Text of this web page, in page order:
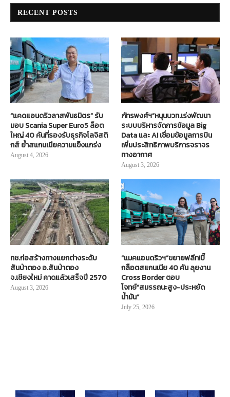
RECENT POSTS
“แคดแอนดริวลาสพันธมิตร” รับ
มอบ Scania Super Euro5 ล็อต
ใหญ่ 40 คันที่รองรับธุรกิจโลจิสติ
กส์ ย้ำสแกนเนียความแข็งแกร่ง
August 4, 2026
ภัทรพงศ์ฯ”หนุนบวท.เร่งพัฒนา
ระบบบริหารจัดการข้อมูล Big
Data และ AI เชื่อมข้อมูลการบิน
เพิ่มประสิทธิภาพบริการจราจร
ทางอากาศ
August 3, 2026
ทช.ก่อสร้างทางแยกต่างระดับ
สันป่าตอง อ.สันป่าตอง
จ.เชียงใหม่ คาดแล้วเสร็จปี 2570
August 3, 2026
“แมคแอนดริวฯ”ขยายฟลีท!บิ๊
กล็อตสแกนเนีย 40 คัน ลุยงาน
Cross Border ตอบ
โจทย์“สมรรถนะสูง-ประหยัด
น้ำมัน”
July 25, 2026